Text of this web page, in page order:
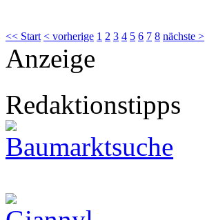
<< Start < vorherige 1 2 3 4 5 6 7 8 nächste >
Anzeige
Redaktionstipps